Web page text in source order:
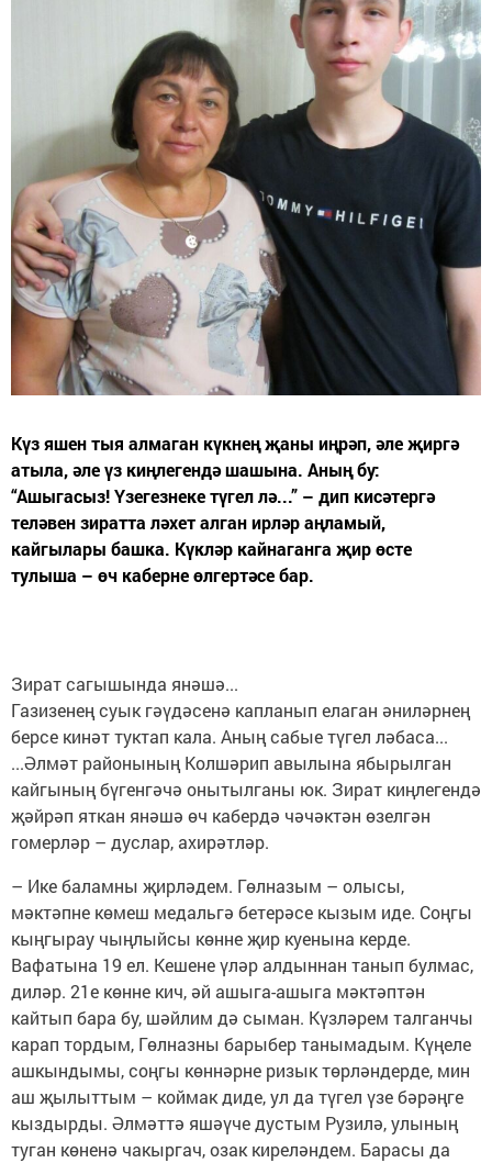
Күз яшен тыя алмаган күкнең җаны иңрәп, әле җиргә
атыла, әле үз киңлегендә шашына. Аның бу:
“Ашыгасыз! Үзегезнеке түгел лә...” – дип кисәтергә
теләвен зиратта ләхет алган ирләр аңламый,
кайгылары башка. Күкләр кайнаганга җир өсте
тулыша – өч каберне өлгертәсе бар.
Зират сагышында янәшә...
Газизенең суык гәүдәсенә капланып елаган әниләрнең
берсе кинәт туктап кала. Аның сабые түгел ләбаса...
...Әлмәт районының Колшәрип авылына ябырылган
кайгының бүгенгәчә онытылганы юк. Зират киңлегендә
җәйрәп яткан янәшә өч кабердә чәчәктән өзелгән
гомерләр – дуслар, ахирәтләр.
– Ике баламны җирләдем. Гөлназым – олысы,
мәктәпне көмеш медальгә бетерәсе кызым иде. Соңгы
кыңгырау чыңлыйсы көнне җир куенына керде.
Вафатына 19 ел. Кешене үләр алдыннан танып булмас,
диләр. 21е көнне кич, әй ашыга-ашыга мәктәптән
кайтып бара бу, шәйлим дә сыман. Күзләрем талганчы
карап тордым, Гөлназны барыбер танымадым. Күңеле
ашкындымы, соңгы көннәрне ризык төрләндерде, мин
аш җылыттым – коймак диде, ул да түгел үзе бәрәңге
кыздырды. Әлмәттә яшәүче дустым Рузилә, улының
туган көненә чакыргач, озак киреләндем. Барасы да